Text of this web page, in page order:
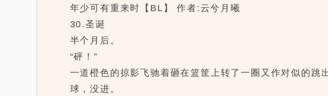
年少可有重来时【BL】 作者:云兮月曦
30.圣诞
半个月后。
“砰！”
一道橙色的掠影飞驰着砸在篮筐上转了一圈又作对似的跳
球，没进。